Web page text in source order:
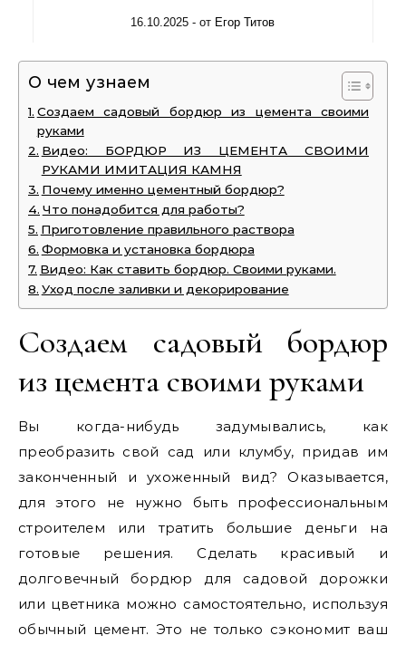
16.10.2025 - от Егор Титов
О чем узнаем
Создаем садовый бордюр из цемента своими
руками
Видео: БОРДЮР ИЗ ЦЕМЕНТА СВОИМИ
РУКАМИ ИМИТАЦИЯ КАМНЯ
Почему именно цементный бордюр?
Что понадобится для работы?
Приготовление правильного раствора
Формовка и установка бордюра
Видео: Как ставить бордюр. Своими руками.
Уход после заливки и декорирование
Создаем садовый бордюр
из цемента своими руками
Вы когда-нибудь задумывались, как
преобразить свой сад или клумбу, придав им
законченный и ухоженный вид? Оказывается,
для этого не нужно быть профессиональным
строителем или тратить большие деньги на
готовые решения. Сделать красивый и
долговечный бордюр для садовой дорожки
или цветника можно самостоятельно, используя
обычный цемент. Это не только сэкономит ваш